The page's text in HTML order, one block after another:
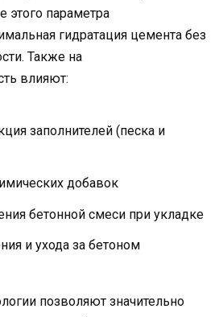
этого параметра
гидратация цемента без
Также на
влияют:
заполнителей (песка и
добавок
бетонной смеси при укладке
и ухода за бетоном
позволяют значительно